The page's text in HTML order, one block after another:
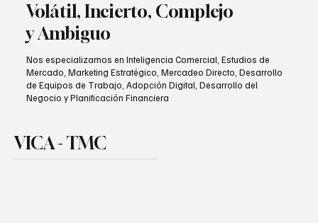
Volátil, Incierto, Complejo
y Ambiguo
Nos especializamos en Inteligencia Comercial, Estudios de
Mercado, Marketing Estratégico, Mercadeo Directo, Desarrollo
de Equipos de Trabajo, Adopción Digital, Desarrollo del
Negocio y Planificación Financiera
VICA - TMC